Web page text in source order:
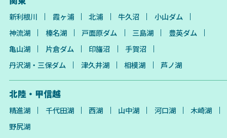
新利根川 霞ヶ浦 北浦 牛久沼
小山ダム
神流湖
榛名湖 戸面原ダム 三島湖
豊英ダム
亀山湖
片倉ダム 印旛沼
手賀沼
丹沢湖・三保ダム
津久井湖 相模湖 芦ノ湖
北陸・甲信越
精進湖 千代田湖 西湖 山中湖 河口湖
木崎湖
野尻湖